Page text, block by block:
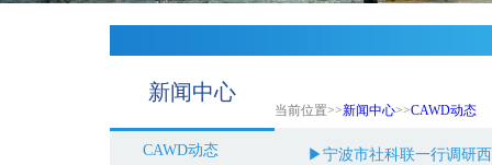
新闻中心
当前位置>>新闻中心>>CAWD动态
CAWD动态 ▶宁波市社科联一行调研